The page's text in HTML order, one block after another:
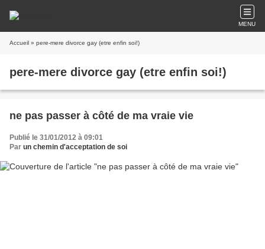
MENU
Accueil » pere-mere divorce gay (etre enfin soi!)
pere-mere divorce gay (etre enfin soi!)
ne pas passer à côté de ma vraie vie
Publié le 31/01/2012 à 09:01
Par un chemin d'acceptation de soi